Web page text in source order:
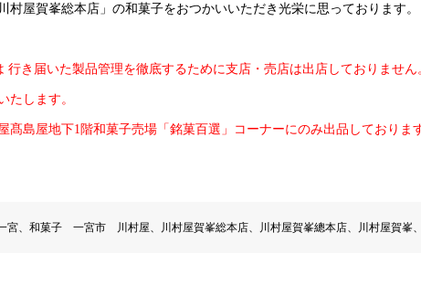
村屋賀峯総本店」の和菓子をおつかいいただき光栄に思っております。
行き届いた製品管理を徹底するために支店・売店は出店しておりません
たします。
髙島屋地下1階和菓子売場「銘菓百選」コーナーにのみ出品しております
、和菓子 一宮市 川村屋、川村屋賀峯総本店、川村屋賀峯總本店、川村屋賀峯